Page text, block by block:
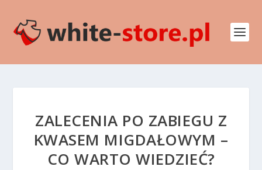
ZALECENIA PO ZABIEGU Z
KWASEM MIGDAŁOWYM –
CO WARTO WIEDZIEĆ?